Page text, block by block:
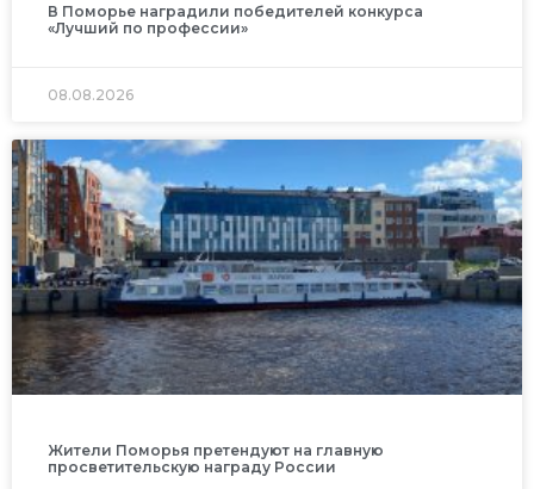
В Поморье наградили победителей конкурса
«Лучший по профессии»
08.08.2026
Жители Поморья претендуют на главную
просветительскую награду России